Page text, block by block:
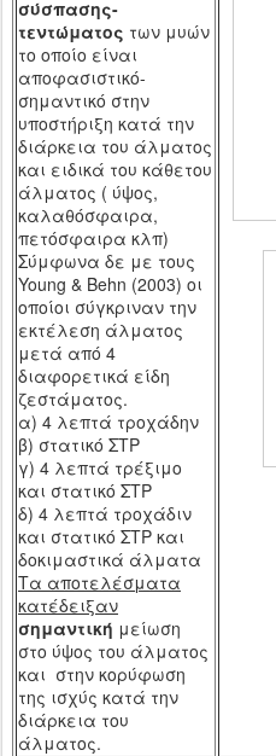
σύσπασης-
τεντώματος των μυών
το οποίο είναι
αποφασιστικό-
σημαντικό στην
υποστήριξη κατά την
διάρκεια του άλματος
και ειδικά του κάθετου
άλματος ( ύψος,
καλαθόσφαιρα,
πετόσφαιρα κλπ)
Σύμφωνα δε με τους
Young & Behn (2003) οι
οποίοι σύγκριναν την
εκτέλεση άλματος
μετά από 4
διαφορετικά είδη
ζεστάματος.
α) 4 λεπτά τροχάδην
β) στατικό ΣΤΡ
γ) 4 λεπτά τρέξιμο
και στατικό ΣΤΡ
δ) 4 λεπτά τροχάδιν
και στατικό ΣΤΡ και
δοκιμαστικά άλματα
Τα αποτελέσματα
κατέδειξαν
σημαντική μείωση
στο ύψος του άλματος
και στην κορύφωση
της ισχύς κατά την
διάρκεια του
άλματος.